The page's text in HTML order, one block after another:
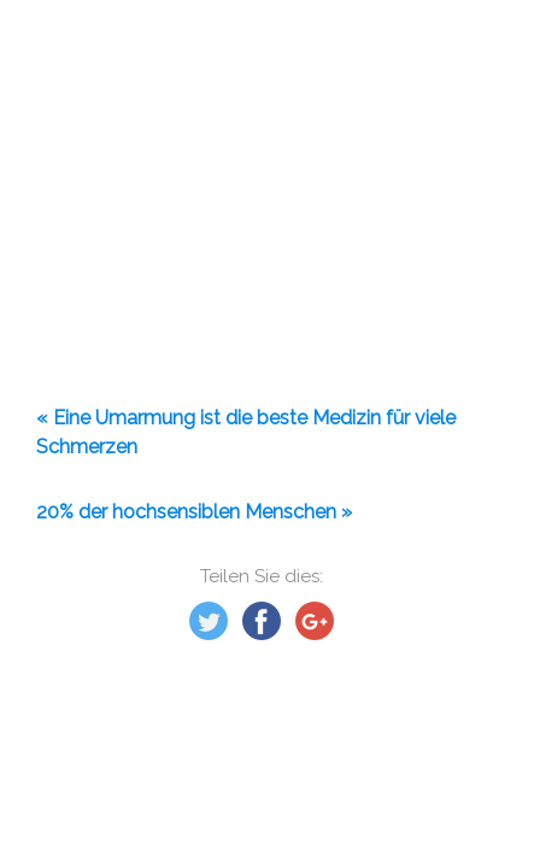
Teilen Sie dies:
« Eine Umarmung ist die beste Medizin für viele
Schmerzen
20% der hochsensiblen Menschen »